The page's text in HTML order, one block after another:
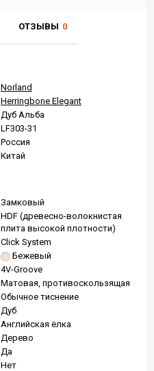
ОТЗЫВЫ 0
Norland
Herringbone Elegant
Дуб Альба
LF303-31
Россия
Китай
Замковый
HDF (древесно-волокнистая
плита высокой плотности)
Click System
Бежевый
4V-Groove
Матовая, противоскользящая
Обычное тиснение
Дуб
Английская ёлка
Дерево
Да
Нет